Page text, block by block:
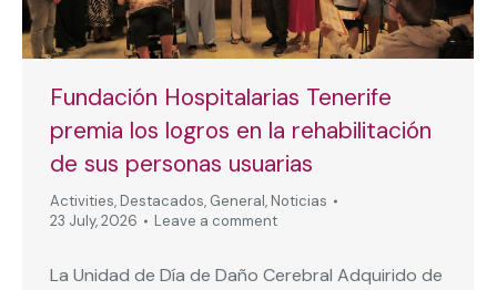
Fundación Hospitalarias Tenerife
premia los logros en la rehabilitación
de sus personas usuarias
Activities, Destacados, General, Noticias
23 July, 2026
Leave a comment
La Unidad de Día de Daño Cerebral Adquirido de